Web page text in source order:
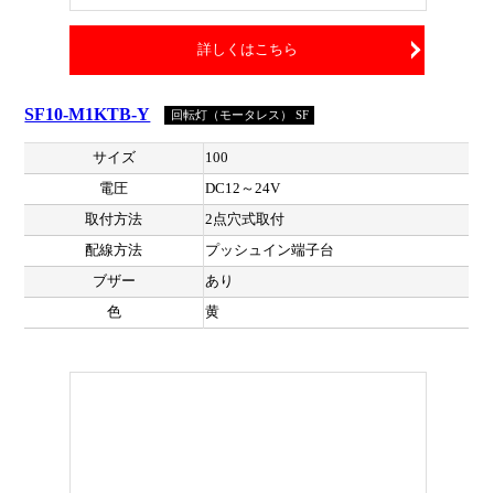
詳しくはこちら
SF10-M1KTB-Y 回転灯（モータレス） SF
サイズ
100
電圧
DC12～24V
取付方法
2点穴式取付
配線方法
プッシュイン端子台
ブザー
あり
色
黄